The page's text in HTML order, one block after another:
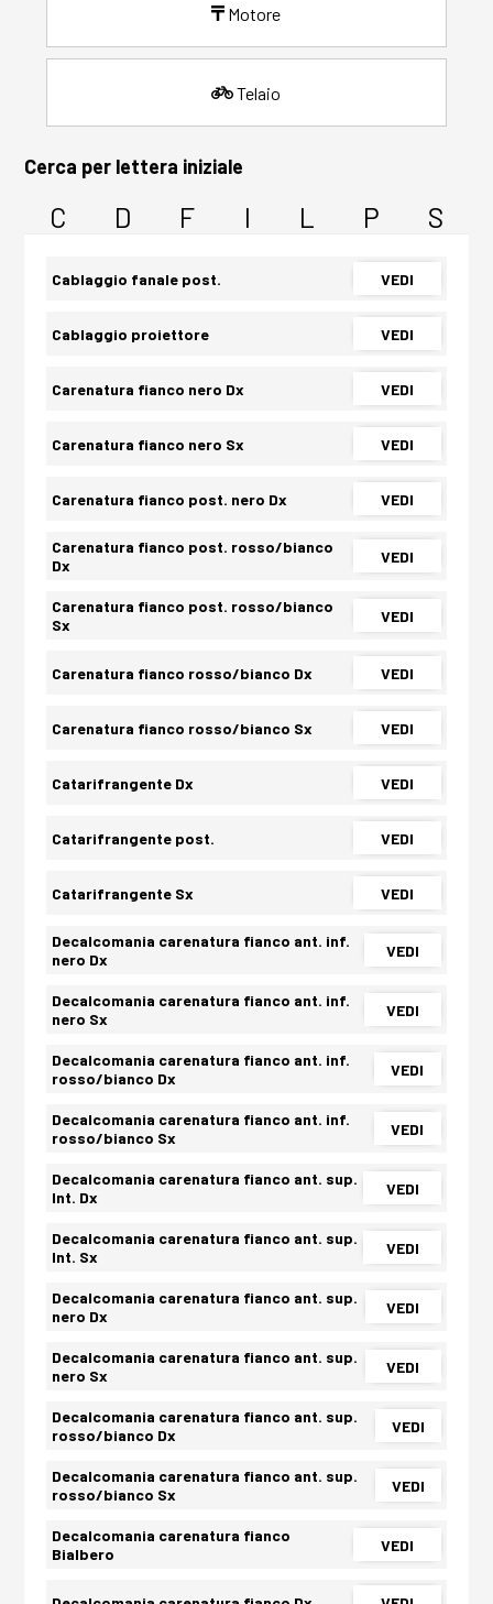
Motore
Telaio
Cerca per lettera iniziale
C D F I L P S
Cablaggio fanale post. VEDI
Cablaggio proiettore VEDI
Carenatura fianco nero Dx VEDI
Carenatura fianco nero Sx VEDI
Carenatura fianco post. nero Dx VEDI
Carenatura fianco post. rosso/bianco
Dx
VEDI
Carenatura fianco post. rosso/bianco
Sx
VEDI
Carenatura fianco rosso/bianco Dx VEDI
Carenatura fianco rosso/bianco Sx VEDI
Catarifrangente Dx VEDI
Catarifrangente post. VEDI
Catarifrangente Sx VEDI
Decalcomania carenatura fianco ant. inf.
nero Dx
VEDI
Decalcomania carenatura fianco ant. inf.
nero Sx
VEDI
Decalcomania carenatura fianco ant. inf.
rosso/bianco Dx
VEDI
Decalcomania carenatura fianco ant. inf.
rosso/bianco Sx
VEDI
Decalcomania carenatura fianco ant. sup.
Int. Dx
VEDI
Decalcomania carenatura fianco ant. sup.
Int. Sx
VEDI
Decalcomania carenatura fianco ant. sup.
nero Dx
VEDI
Decalcomania carenatura fianco ant. sup.
nero Sx
VEDI
Decalcomania carenatura fianco ant. sup.
rosso/bianco Dx
VEDI
Decalcomania carenatura fianco ant. sup.
rosso/bianco Sx
VEDI
Decalcomania carenatura fianco
Bialbero
VEDI